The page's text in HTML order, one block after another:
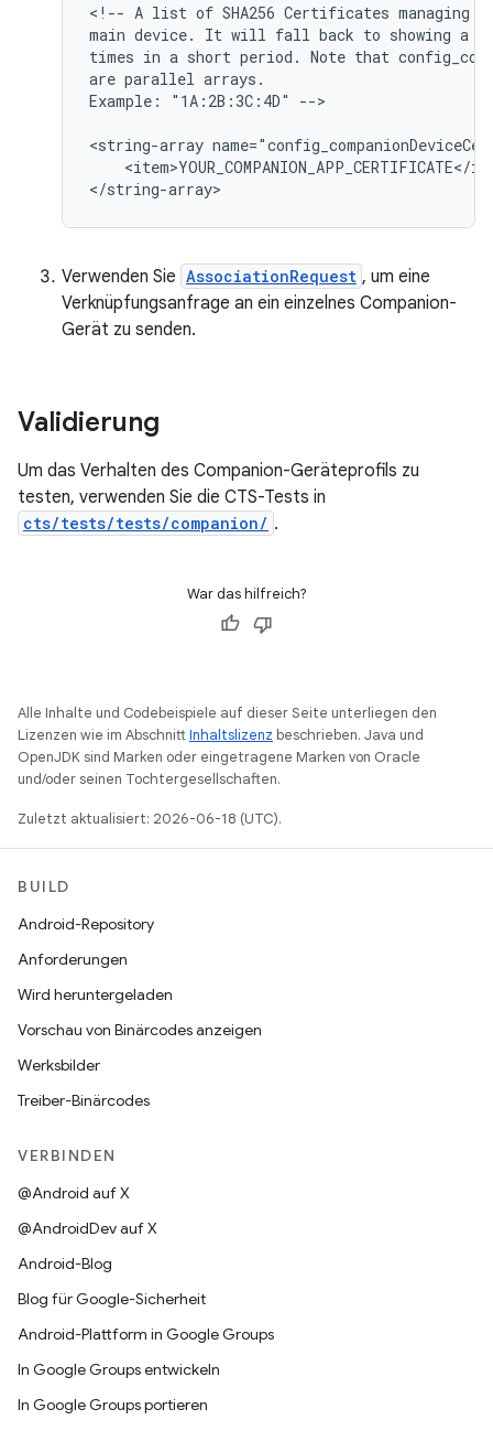
<!-- A list of SHA256 Certificates managing
main device. It will fall back to showing a
times in a short period. Note that
are parallel arrays.
Example:
"1A:2B:3C:4D" -->
<string-array
<item>YOUR_COMPANION_APP_CERTIFICATE</
Verwenden Sie AssociationRequest , um eine
Verknüpfungsanfrage an ein einzelnes Companion-
Gerät zu senden.
Validierung
Um das Verhalten des Companion-Geräteprofils zu
testen, verwenden Sie die CTS-Tests in
cts/tests/tests/companion/ .
War das hilfreich?
Alle Inhalte und Codebeispiele auf dieser Seite unterliegen den
Lizenzen wie im AbschnittInhaltslizenz beschrieben. Java und
OpenJDK sind Marken oder eingetragene Marken von Oracle
und/oder seinen Tochtergesellschaften.
Zuletzt aktualisiert: 2026-06-18 (UTC).
BUILD
Android-Repository
Anforderungen
Wird heruntergeladen
Vorschau von Binärcodes anzeigen
Werksbilder
Treiber-Binärcodes
VERBINDEN
@Android auf X
@AndroidDev auf X
Android-Blog
Blog für Google-Sicherheit
Android-Plattform in Google Groups
In Google Groups entwickeln
In Google Groups portieren